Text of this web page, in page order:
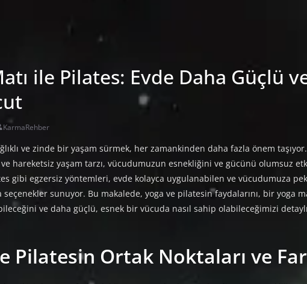
ile Pilates: Evde Daha Güçlü
KarmaRehber
ve zinde bir yaşam sürmek, her zamankinden daha fazla önem
hareketsiz yaşam tarzı, vücudumuzun esnekliğini ve gücünü olumsuz
gibi egzersiz yöntemleri, evde kolayca uygulanabilen ve vücudumuza
sunuyor. Bu makalede, yoga ve pilatesin faydalarını, bir yoga
ve daha güçlü, esnek bir vücuda nasıl sahip olabileceğimizi
Pilatesin Ortak Noktaları ve